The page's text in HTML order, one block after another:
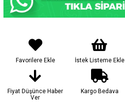
Favorilere Ekle İstek Listeme Ekle
Fiyat Düşünce Haber
Ver
Kargo Bedava